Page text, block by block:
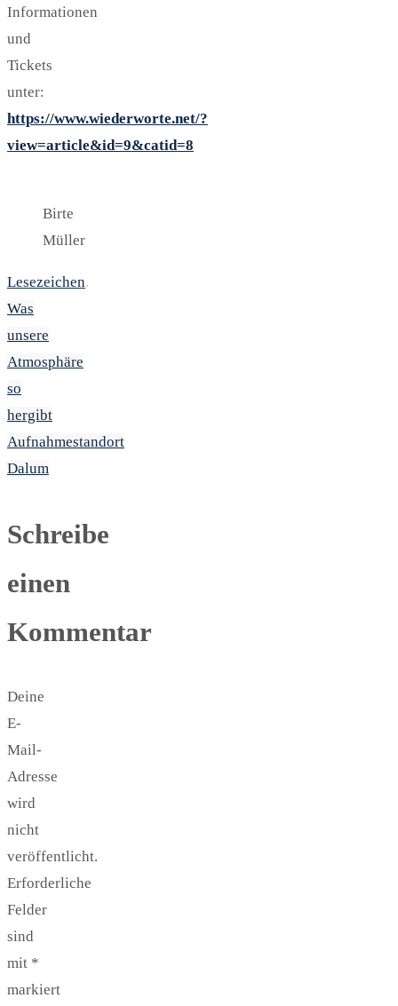
Informationen
und
Tickets
unter:
https://www.wiederworte.net/?
view=article&id=9&catid=8
Birte
Müller
Lesezeichen.
Was
unsere
Atmosphäre
so
hergibt
Aufnahmestandort
Dalum
Schreibe
einen
Kommentar
Deine
E-
Mail-
Adresse
wird
nicht
veröffentlicht.
Erforderliche
Felder
sind
mit *
markiert